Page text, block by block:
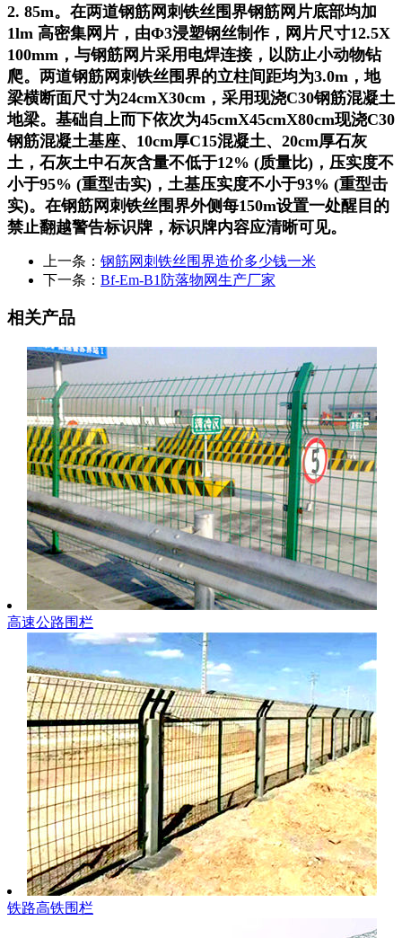
2. 85m。在两道钢筋网刺铁丝围界钢筋网片底部均加
1lm 高密集网片，由Φ3浸塑钢丝制作，网片尺寸12.5X
100mm，与钢筋网片采用电焊连接，以防止小动物钻
爬。两道钢筋网刺铁丝围界的立柱间距均为3.0m，地
梁横断面尺寸为24cmX30cm，采用现浇C30钢筋混凝土
地梁。基础自上而下依次为45cmX45cmX80cm现浇C30
钢筋混凝土基座、10cm厚C15混凝土、20cm厚石灰
土，石灰土中石灰含量不低于12% (质量比)，压实度不
小于95% (重型击实)，土基压实度不小于93% (重型击
实)。在钢筋网刺铁丝围界外侧每150m设置一处醒目的
禁止翻越警告标识牌，标识牌内容应清晰可见。
上一条： 钢筋网刺铁丝围界造价多少钱一米
下一条： Bf-Em-B1防落物网生产厂家
相关产品
高速公路围栏
铁路高铁围栏